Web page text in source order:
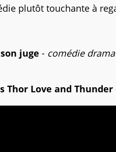
plutôt touchante à
juge - comédie
Thor Love and Thunder